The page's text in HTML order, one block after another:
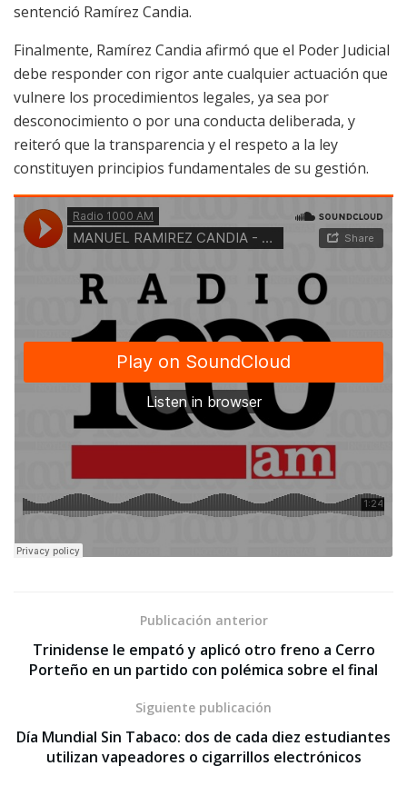
sentenció Ramírez Candia.
Finalmente, Ramírez Candia afirmó que el Poder Judicial
debe responder con rigor ante cualquier actuación que
vulnere los procedimientos legales, ya sea por
desconocimiento o por una conducta deliberada, y
reiteró que la transparencia y el respeto a la ley
constituyen principios fundamentales de su gestión.
Publicación anterior
Trinidense le empató y aplicó otro freno a Cerro
Porteño en un partido con polémica sobre el final
Siguiente publicación
Día Mundial Sin Tabaco: dos de cada diez estudiantes
utilizan vapeadores o cigarrillos electrónicos